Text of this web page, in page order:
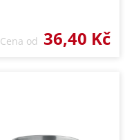
Cena od 36,40 Kč